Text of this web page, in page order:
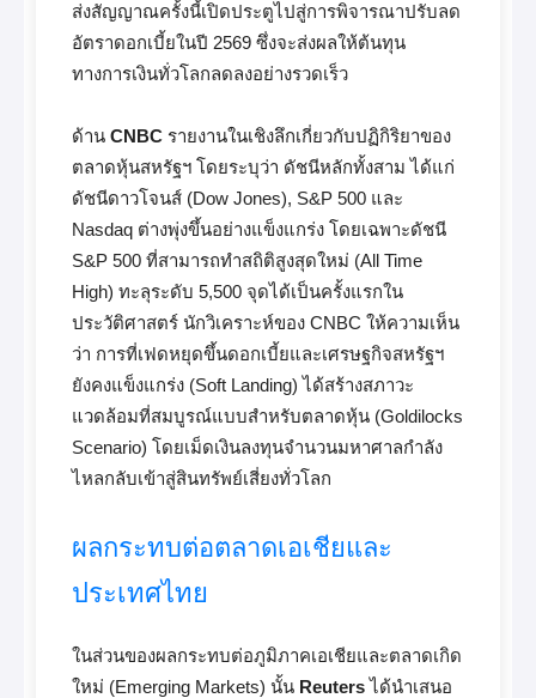
ส่งสัญญาณครั้งนี้เปิดประตูไปสู่การพิจารณาปรับลด
อัตราดอกเบี้ยในปี 2569 ซึ่งจะส่งผลให้ต้นทุน
ทางการเงินทั่วโลกลดลงอย่างรวดเร็ว
ด้าน CNBC รายงานในเชิงลึกเกี่ยวกับปฏิกิริยาของ
ตลาดหุ้นสหรัฐฯ โดยระบุว่า ดัชนีหลักทั้งสาม ได้แก่
ดัชนีดาวโจนส์ (Dow Jones), S&P 500 และ
Nasdaq ต่างพุ่งขึ้นอย่างแข็งแกร่ง โดยเฉพาะดัชนี
S&P 500 ที่สามารถทำสถิติสูงสุดใหม่ (All Time
High) ทะลุระดับ 5,500 จุดได้เป็นครั้งแรกใน
ประวัติศาสตร์ นักวิเคราะห์ของ CNBC ให้ความเห็น
ว่า การที่เฟดหยุดขึ้นดอกเบี้ยและเศรษฐกิจสหรัฐฯ
ยังคงแข็งแกร่ง (Soft Landing) ได้สร้างสภาวะ
แวดล้อมที่สมบูรณ์แบบสำหรับตลาดหุ้น (Goldilocks
Scenario) โดยเม็ดเงินลงทุนจำนวนมหาศาลกำลัง
ไหลกลับเข้าสู่สินทรัพย์เสี่ยงทั่วโลก
ผลกระทบต่อตลาดเอเชียและ
ประเทศไทย
ในส่วนของผลกระทบต่อภูมิภาคเอเชียและตลาดเกิด
ใหม่ (Emerging Markets) นั้น Reutersได้นำเสนอ